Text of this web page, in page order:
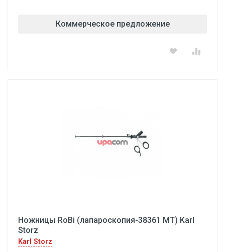
Коммерческое предложение
Ножницы RoBi (лапароскопия-38361 МТ) Karl
Storz
Karl Storz